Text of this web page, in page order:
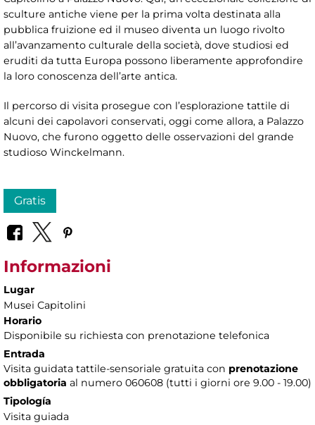
sculture antiche viene per la prima volta destinata alla
pubblica fruizione ed il museo diventa un luogo rivolto
all’avanzamento culturale della società, dove studiosi ed
eruditi da tutta Europa possono liberamente approfondire
la loro conoscenza dell’arte antica.
Il percorso di visita prosegue con l’esplorazione tattile di
alcuni dei capolavori conservati, oggi come allora, a Palazzo
Nuovo, che furono oggetto delle osservazioni del grande
studioso Winckelmann.
Gratis
Informazioni
Lugar
Musei Capitolini
Horario
Disponibile su richiesta con prenotazione telefonica
Entrada
Visita guidata tattile-sensoriale gratuita con prenotazione
obbligatoria al numero 060608 (tutti i giorni ore 9.00 - 19.00)
Tipología
Visita guiada